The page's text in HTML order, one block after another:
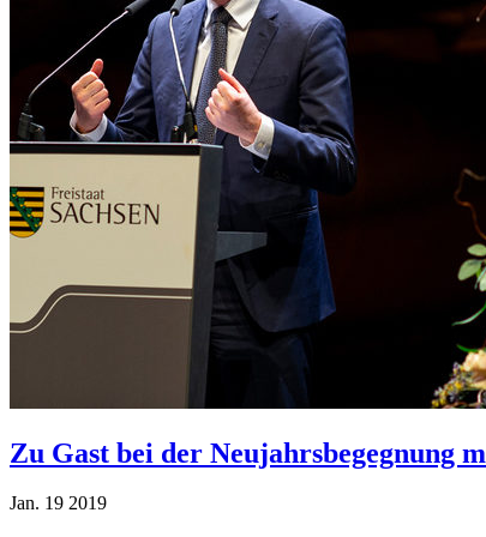
Zu Gast bei der
Jan. 19 2019